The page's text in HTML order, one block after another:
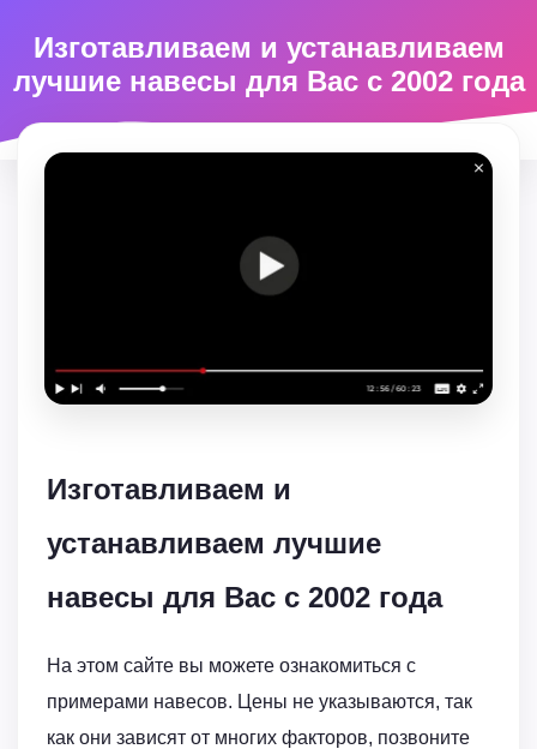
Изготавливаем и устанавливаем
лучшие навесы для Вас с 2002 года
Изготавливаем и
устанавливаем лучшие
навесы для Вас с 2002 года
На этом сайте вы можете ознакомиться с
примерами навесов. Цены не указываются, так
как они зависят от многих факторов, позвоните